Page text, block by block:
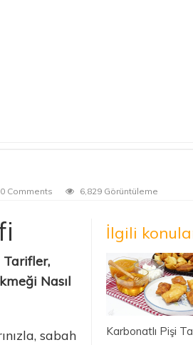
0 Comments 6,829 Görüntüleme
İlgili
Karbonatlı Pişi
Nasıl
sabah